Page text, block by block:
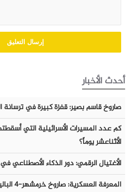
أحدث الأخبار
صاروخ قاسم بصير: قفزة كبيرة في ترسانة
كم عدد المسيرات الأسرائيلية التي
الأثناعشر يوماً؟
الأغتيال الرقمي: دور الذكاء
المعرفة العسكرية: صاروخ خرمشهر-٤ الباليستي